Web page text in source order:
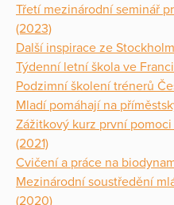
Třetí mezinárodní seminář
(2023)
Další inspirace ze
Týdenní letní škola ve
Podzimní školení trénerů
Mladí pomáhají na
Zážitkový kurz první
(2021)
Cvičení a práce na
Mezinárodní soustředění
(2020)